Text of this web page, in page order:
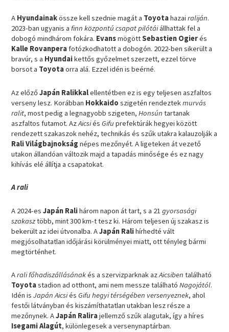
A Hyundainakössze kell szednie magát a Toyotahazairaliján.
2023-ban ugyanis afinn központú csapat pilótáiállhattak fel a
dobogó mindhárom fokára. EvansmögöttSebastien Ogierés
Kalle Rovanperafotózkodhatott a dobogón. 2022-ben sikerült a
bravúr, s a Hyundaikettős győzelmet szerzett, ezzel törve
borsot a Toyotaorra alá. Ezzel idén is beérné.
Az előzőJapán Ralikkalellentétben ez is egy teljesen aszfaltos
verseny lesz. Korábban Hokkaido szigetén rendeztekmurvás
ralit, most pedig a legnagyobb szigeten,Honsún tartanak
aszfaltos futamot. AzAicsiésGifuprefektúrák hegyei között
rendezett szakaszok nehéz, technikás és szűk utakra kalauzolják a
Rali Világbajnokság népes mezőnyét. A ligeteken át vezető
utakon állandóan változik majd a tapadás minősége és ez nagy
kihívás elé állítja a csapatokat.
A rali
A 2024-esJapán Ralihárom napon át tart, s a 21gyorsasági
szakasztöbb, mint 300 km-t tesz ki. Három teljesen új szakasz is
bekerült az idei útvonalba. AJapán Ralihírhedté vált
megjósolhatatlan időjárási körülményei miatt, ott tényleg bármi
megtörténhet.
Arali főhadiszállásánakés a szervizparknak azAicsiben található
Toyotastadion ad otthont, ami nem messze találhatóNagojától.
Idén isJapán AicsiésGifu hegyi térségében versenyeznek, ahol
festői látványban és kiszámíthatatlan utakban lesz része a
mezőnynek. AJapán Ralirajellemző szűk alagutak, így a híres
Isegami Alagút, különlegesek a versenynaptárban.